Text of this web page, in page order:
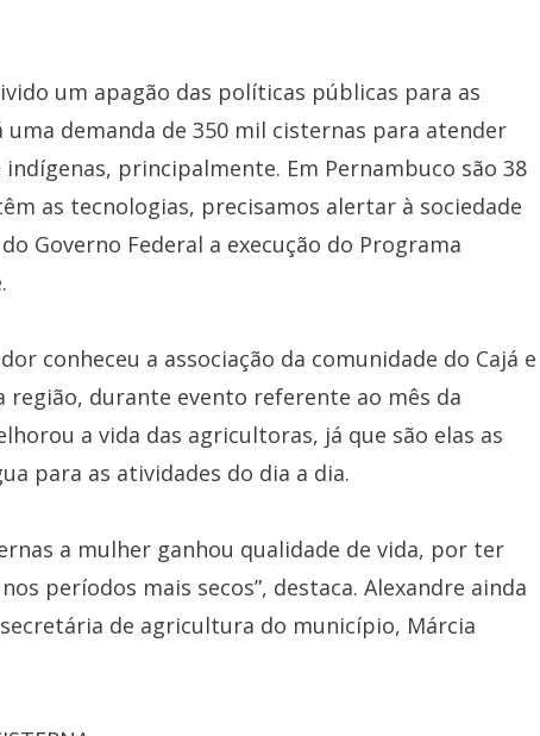
um apagão das políticas públicas para as
uma demanda de 350 mil cisternas para atender
principalmente. Em Pernambuco são 38
as tecnologias, precisamos alertar à sociedade
Governo Federal a execução do Programa
conheceu a associação da comunidade do Cajá e
região, durante evento referente ao mês da
a vida das agricultoras, já que são elas as
para as atividades do dia a dia.
a mulher ganhou qualidade de vida, por ter
períodos mais secos”, destaca. Alexandre ainda
de agricultura do município, Márcia